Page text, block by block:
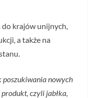
krajów unijnych,
a także na
poszukiwania nowych
czyli jabłka,